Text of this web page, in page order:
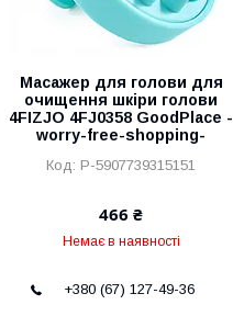
Масажер для голови для
очищення шкіри голови
4FIZJO 4FJ0358 GoodPlace -
worry-free-shopping-
P-5907739315151
466 ₴
Немає в наявності
+380 (67) 127-49-36